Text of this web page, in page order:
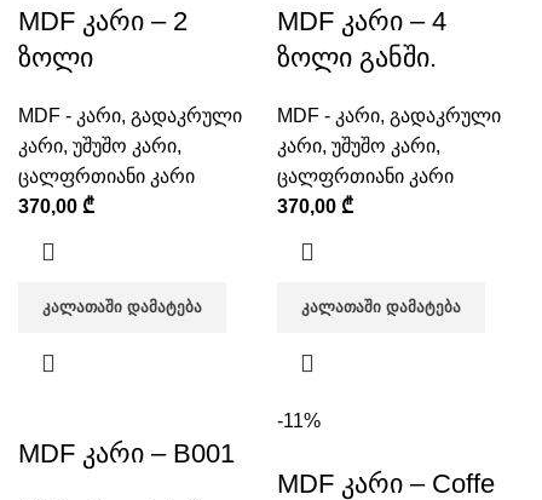
MDF კარი – 2
ზოლი
MDF - კარი, გადაკრული
კარი, უშუშო კარი,
ცალფრთიანი კარი
370,00 ₾
ᲙᲐᲚᲐᲗᲐᲨᲘ ᲓᲐᲛᲐᲢᲔᲑᲐ
MDF კარი – 4
ზოლი განში.
MDF - კარი, გადაკრული
კარი, უშუშო კარი,
ცალფრთიანი კარი
370,00 ₾
ᲙᲐᲚᲐᲗᲐᲨᲘ ᲓᲐᲛᲐᲢᲔᲑᲐ
MDF კარი – B001
-11%
MDF კარი – Coffe